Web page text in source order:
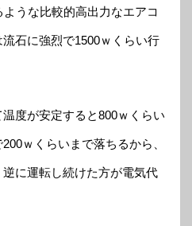
うな比較的高出力なエアコ
石に強烈で1500ｗくらい行
度が安定すると800ｗくらい
ｗくらいまで落ちるから、
に運転し続けた方が電気代